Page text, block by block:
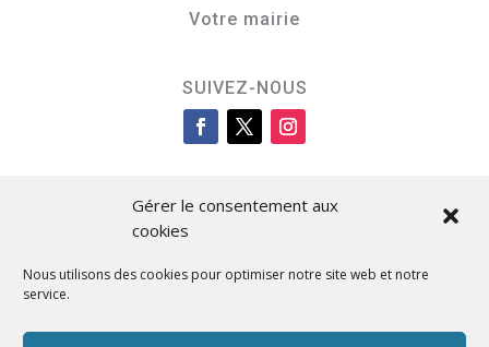
Gérer le consentement aux
cookies
Nous utilisons des cookies pour optimiser notre site web et notre
service.
Votre mairie
SUIVEZ-NOUS
Cità di L’Isula